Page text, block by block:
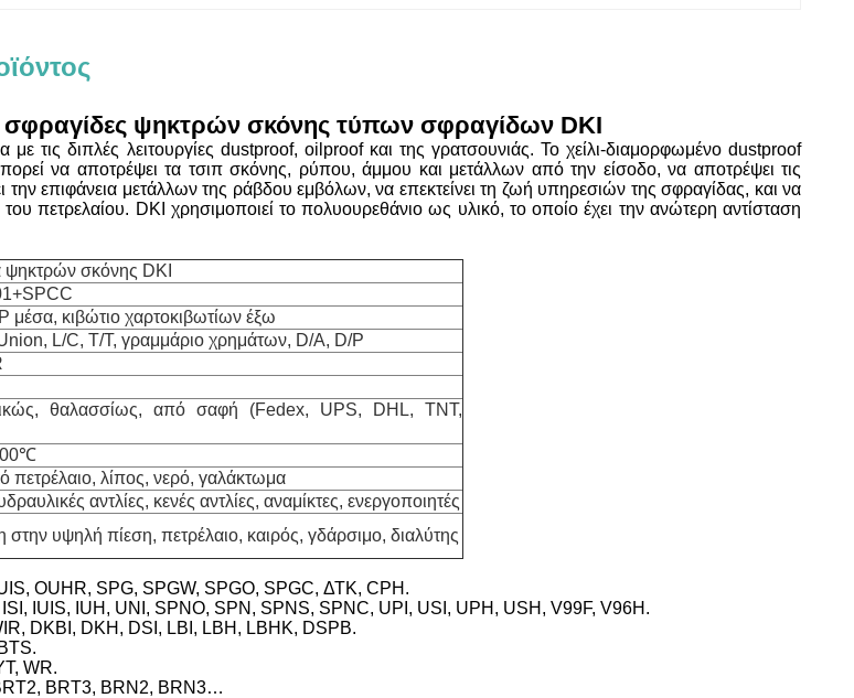
σφραγίδες ψηκτρών σκόνης τύπων σφραγίδων DKI
με τις διπλές λειτουργίες dustproof, oilproof και της γρατσουνιάς. Το χείλι-διαμορφωμένο dustproof
να αποτρέψει τα τσιπ σκόνης, ρύπου, άμμου και μετάλλων από την είσοδο, να αποτρέψει τις
την επιφάνεια μετάλλων της ράβδου εμβόλων, να επεκτείνει τη ζωή υπηρεσιών της σφραγίδας, και να
του πετρελαίου. DKI χρησιμοποιεί το πολυουρεθάνιο ως υλικό, το οποίο έχει την ανώτερη αντίσταση
ψηκτρών σκόνης DKI
μέσα, κιβώτιο χαρτοκιβωτίων έξω
L/C, T/T, γραμμάριο χρημάτων, D/A, D/P
θαλασσίως, από σαφή (Fedex, UPS, DHL, TNT,
πετρέλαιο, λίπος, νερό, γαλάκτωμα
αντλίες, κενές αντλίες, αναμίκτες, ενεργοποιητές
στην υψηλή πίεση, πετρέλαιο, καιρός, γδάρσιμο, διαλύτης
OUHR, SPG, SPGW, SPGO, SPGC, ΔΤΚ, CPH.
IUIS, IUH, UNI, SPNO, SPN, SPNS, SPNC, UPI, USI, UPH, USH, V99F, V96H.
DKBI, DKH, DSI, LBI, LBH, LBHK, DSPB.
WR.
BRT3, BRN2, BRN3…